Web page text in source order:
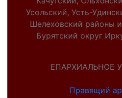
Усольский, Усть-
Шелеховский районы
Бурятский округ
ЕПАРХИАЛЬНОЕ
Правящий